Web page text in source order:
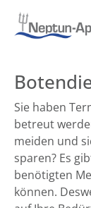
Sie haben
betreut
meiden und
sparen? Es
benötigten
können.